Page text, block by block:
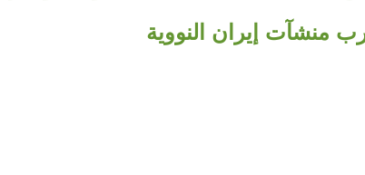
منشآت إيران النووية